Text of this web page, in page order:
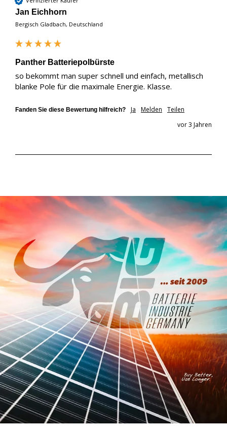
Jan Eichhorn
Bergisch Gladbach, Deutschland
Panther Batteriepolbürste
so bekommt man super schnell und einfach, metallisch
blanke Pole für die maximale Energie. Klasse.
Fanden Sie diese Bewertung hilfreich? Ja Melden
Teilen
vor 3 Jahren